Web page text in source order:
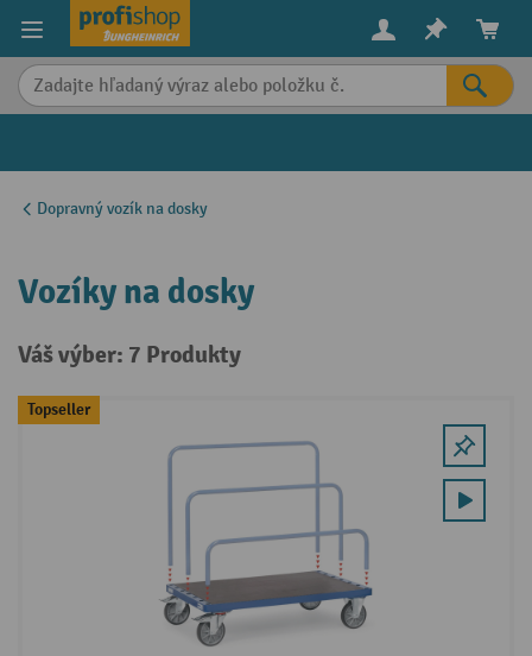
content
Dopravný vozík na dosky
Vozíky na dosky
Váš výber: 7 Produkty
Topseller